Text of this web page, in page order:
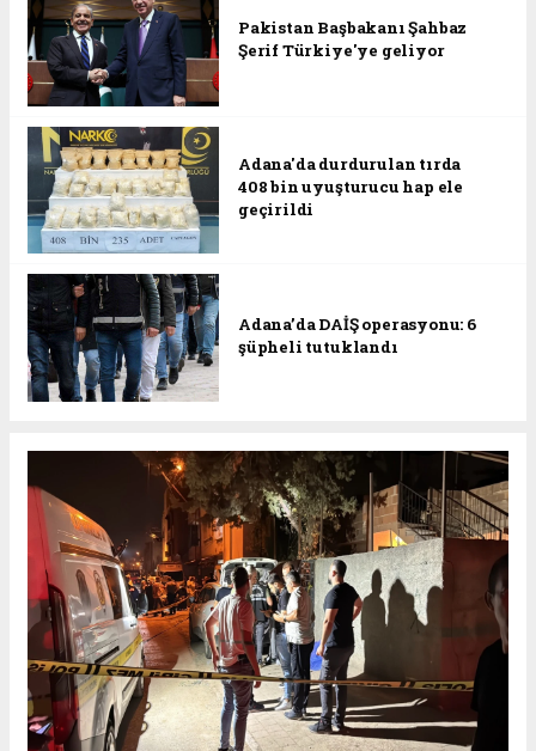
Pakistan Başbakanı Şahbaz
Şerif Türkiye'ye geliyor
Adana'da durdurulan tırda
408 bin uyuşturucu hap ele
geçirildi
Adana’da DAİŞ operasyonu: 6
şüpheli tutuklandı